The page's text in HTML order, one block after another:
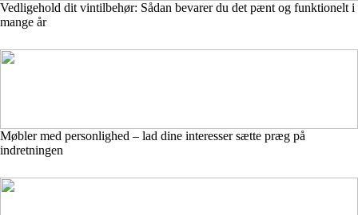
Vedligehold dit vintilbehør: Sådan bevarer du det pænt og funktionelt i
mange år
Møbler med personlighed – lad dine interesser sætte præg på
indretningen